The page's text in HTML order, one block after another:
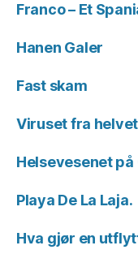
Franco – Et
Hanen Galer
Fast skam
Viruset fra
Helsevesenet på
Playa De La Laja.
Hva gjør en